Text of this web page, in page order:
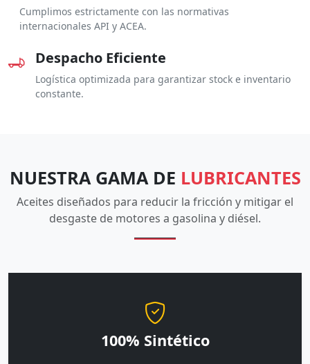
Cumplimos estrictamente con las normativas
internacionales API y ACEA.
Despacho Eficiente
Logística optimizada para garantizar stock e inventario
constante.
NUESTRA GAMA DE LUBRICANTES
Aceites diseñados para reducir la fricción y mitigar el
desgaste de motores a gasolina y diésel.
100% Sintético